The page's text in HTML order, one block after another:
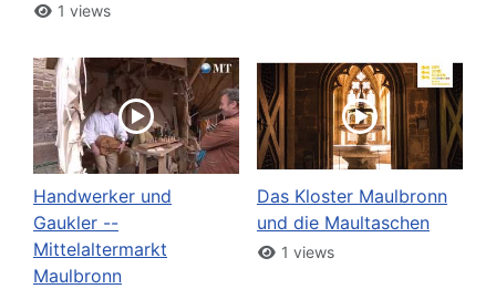
1 views
Handwerker und
Gaukler --
Mittelaltermarkt
Maulbronn
Das Kloster Maulbronn
und die Maultaschen
1 views